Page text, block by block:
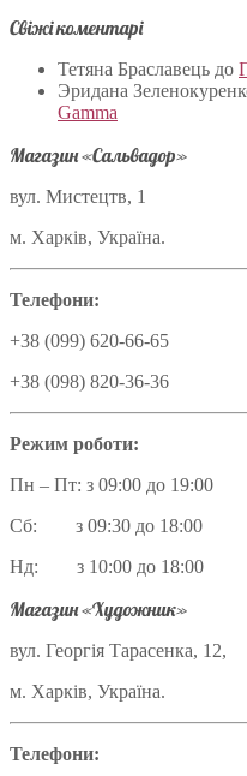
Свіжі коментарі
Тетяна Браславець до
Эридана
Gamma
Магазин «Сальвадор»
вул. Мистецтв, 1
м. Харків, Україна.
Телефони:
+38 (099) 620-66-65
+38 (098) 820-36-36
Режим роботи:
Пн – Пт: з 09:00 до 19:00
Сб: з 09:30 до 18:00
Нд: з 10:00 до 18:00
Магазин «Художник»
вул. Георгія Тарасенка, 12,
м. Харків, Україна.
Телефони: